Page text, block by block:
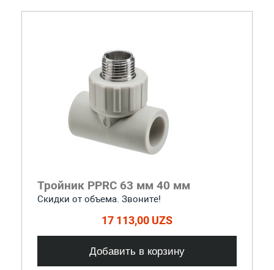
Тройник PPRC 63 мм 40 мм
Скидки от объема. Звоните!
17 113,00 UZS
Добавить в корзину